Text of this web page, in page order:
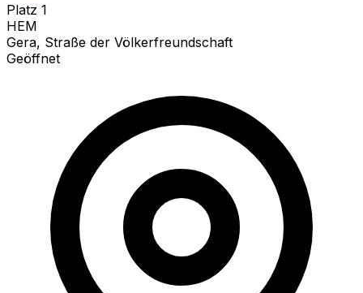
Platz 1
HEM
Gera, Straße der Völkerfreundschaft
Geöffnet